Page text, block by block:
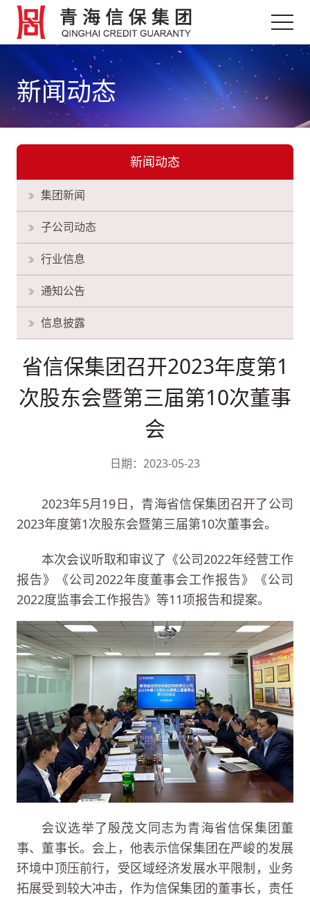
新闻动态
新闻动态
集团新闻
子公司动态
行业信息
通知公告
信息披露
省信保集团召开2023年度第1
次股东会暨第三届第10次董事
会
日期：2023-05-23
2023年5月19日，青海省信保集团召开了公司
2023年度第1次股东会暨第三届第10次董事会。
本次会议听取和审议了《公司2022年经营工作
报告》《公司2022年度董事会工作报告》《公司
2022度监事会工作报告》等11项报告和提案。
会议选举了殷茂文同志为青海省信保集团董
事、董事长。会上，他表示信保集团在严峻的发展
环境中顶压前行，受区域经济发展水平限制，业务
拓展受到较大冲击，作为信保集团的董事长，责任